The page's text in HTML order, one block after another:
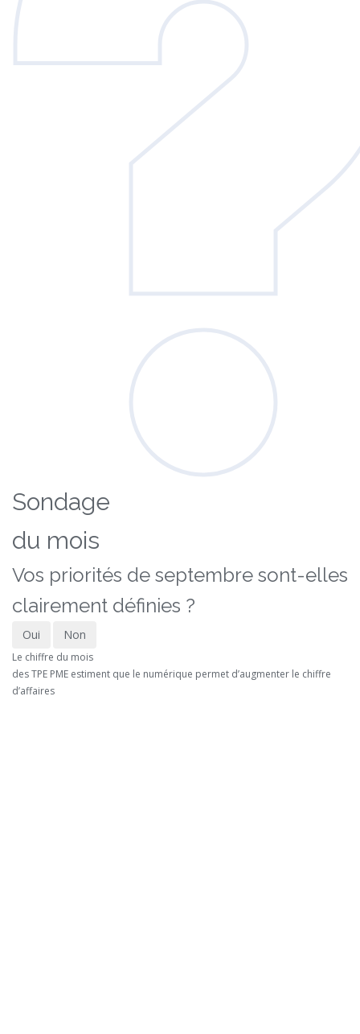
Sondage
du mois
Vos priorités de septembre sont-elles
clairement définies ?
Oui Non
Le chiffre du mois
des TPE PME estiment que le numérique permet d’augmenter le chiffre
d’affaires